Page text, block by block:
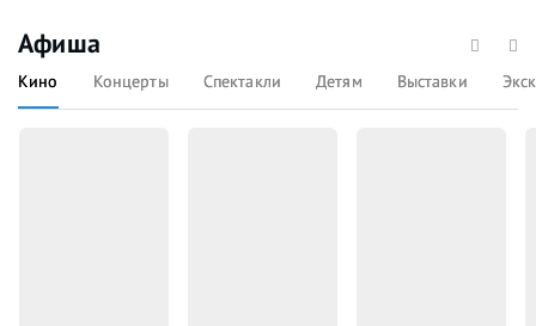
Афиша
Кино Концерты Спектакли Детям Выставки